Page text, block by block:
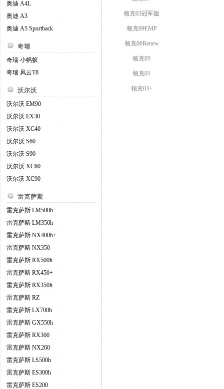
奥迪 A4L
奥迪 A3
奥迪 A5 Sportback
奇瑞
奇瑞 小蚂蚁
奇瑞 风云T8
沃尔沃
沃尔沃 EM90
沃尔沃 EX30
沃尔沃 XC40
沃尔沃 S60
沃尔沃 S90
沃尔沃 XC60
沃尔沃 XC90
雷克萨斯
雷克萨斯 LM500h
雷克萨斯 LM350h
雷克萨斯 NX400h+
雷克萨斯 NX350
雷克萨斯 RX500h
雷克萨斯 RX450+
雷克萨斯 RX350h
雷克萨斯 RZ
雷克萨斯 LX700h
雷克萨斯 GX550h
雷克萨斯 RX300
雷克萨斯 NX260
雷克萨斯 LS500h
雷克萨斯 ES300h
雷克萨斯 ES200
领克03冠军版
领克09EMP
领克06Renew
领克05
领克01
领克03+